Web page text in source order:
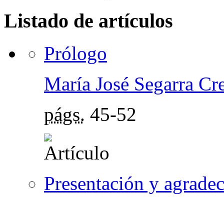
Listado de artículos
Prólogo
María José Segarra
págs. 45-52
Presentación y